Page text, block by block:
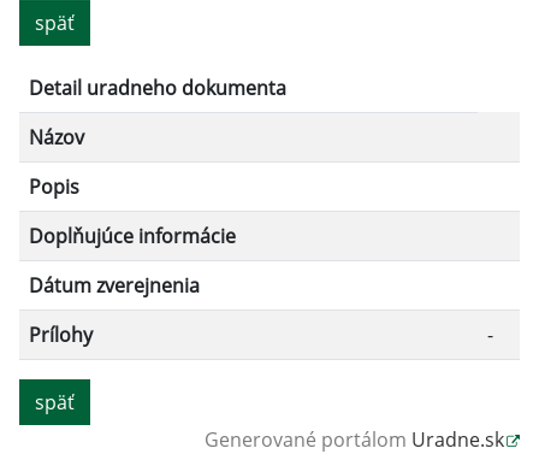
späť
Detail uradneho dokumenta
Názov
Popis
Doplňujúce informácie
Dátum zverejnenia
Prílohy
-
späť
Generované portálom Uradne.sk